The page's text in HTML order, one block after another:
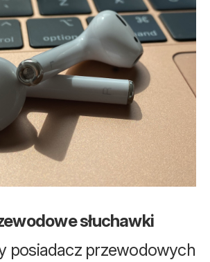
słuchawki
posiadacz przewodowych